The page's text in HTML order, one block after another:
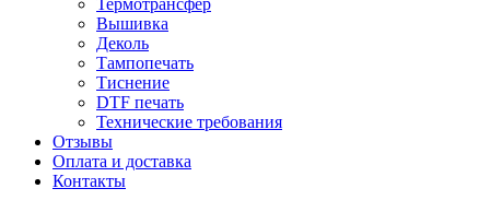
Термотрансфер
Вышивка
Деколь
Тампопечать
Тиснение
DTF печать
Технические требования
Отзывы
Оплата и доставка
Контакты